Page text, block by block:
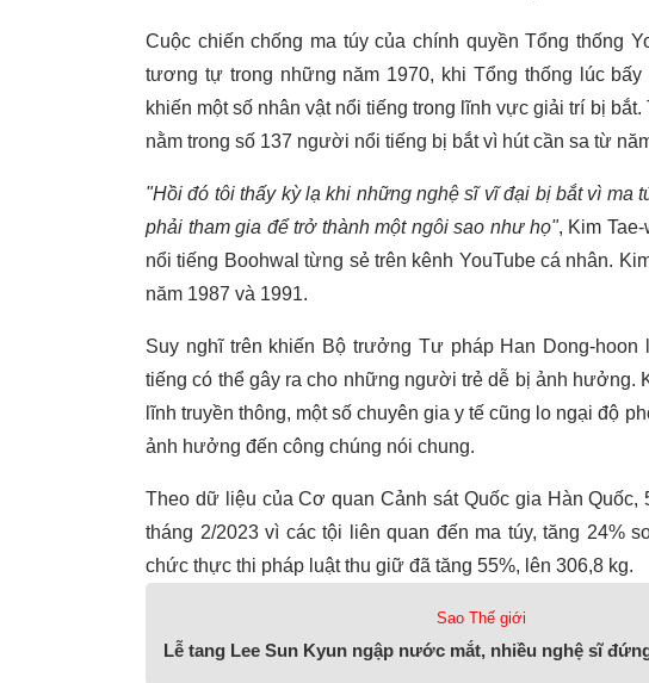
Cuộc chiến chống ma túy của chính quyền Tổng thống
tương tự trong những năm 1970, khi Tổng thống lúc
khiến một số nhân vật nổi tiếng trong lĩnh vực giải trí bị
nằm trong số 137 người nổi tiếng bị bắt vì hút cần sa từ
"Hồi đó tôi thấy kỳ lạ khi những nghệ sĩ vĩ đại bị bắt vì ma
phải tham gia để trở thành một ngôi sao như họ", Kim
nổi tiếng Boohwal từng sẻ trên kênh YouTube cá nhân.
năm 1987 và 1991.
Suy nghĩ trên khiến Bộ trưởng Tư pháp Han Dong-
tiếng có thể gây ra cho những người trẻ dễ bị ảnh hưởng.
lĩnh truyền thông, một số chuyên gia y tế cũng lo ngại độ
ảnh hưởng đến công chúng nói chung.
Theo dữ liệu của Cơ quan Cảnh sát Quốc gia Hàn
tháng 2/2023 vì các tội liên quan đến ma túy, tăng 24%
chức thực thi pháp luật thu giữ đã tăng 55%, lên 306,8 kg.
Sao Thế giới
Lễ tang Lee Sun Kyun ngập nước mắt, nhiều nghệ sĩ